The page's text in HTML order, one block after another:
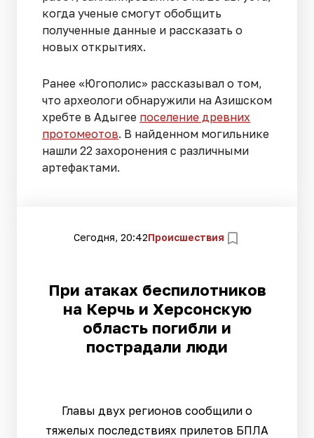
когда ученые смогут обобщить
полученные данные и рассказать о
новых открытиях.
Ранее «Югополис» рассказывал о том,
что археологи обнаружили на Азишском
хребте в Адыгее поселение древних
протомеотов. В найденном могильнике
нашли 22 захоронения с различными
артефактами.
Сегодня, 20:42Происшествия
При атаках беспилотников
на Керчь и Херсонскую
область погибли и
пострадали люди
Главы двух регионов сообщили о
тяжелых последствиях прилетов БПЛА